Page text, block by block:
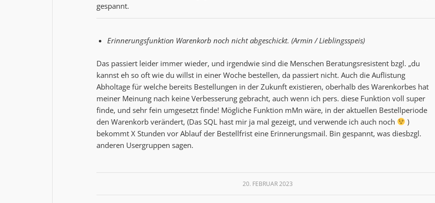
gespannt.
Erinnerungsfunktion Warenkorb noch nicht abgeschickt. (Armin / Lieblingsspeis)
Das passiert leider immer wieder, und irgendwie sind die Menschen Beratungsresistent bzgl. „du
kannst eh so oft wie du willst in einer Woche bestellen, da passiert nicht. Auch die Auflistung
Abholtage für welche bereits Bestellungen in der Zukunft existieren, oberhalb des Warenkorbes hat
meiner Meinung nach keine Verbesserung gebracht, auch wenn ich pers. diese Funktion voll super
finde, und sehr fein umgesetzt finde! Mögliche Funktion mMn wäre, in der aktuellen Bestellperiode
den Warenkorb verändert, (Das SQL hast mir ja mal gezeigt, und verwende ich auch noch
)
bekommt X Stunden vor Ablauf der Bestellfrist eine Erinnerungsmail. Bin gespannt, was diesbzgl.
anderen Usergruppen sagen.
20. FEBRUAR 2023